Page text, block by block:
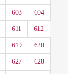
603 604
611 612
619 620
627 628